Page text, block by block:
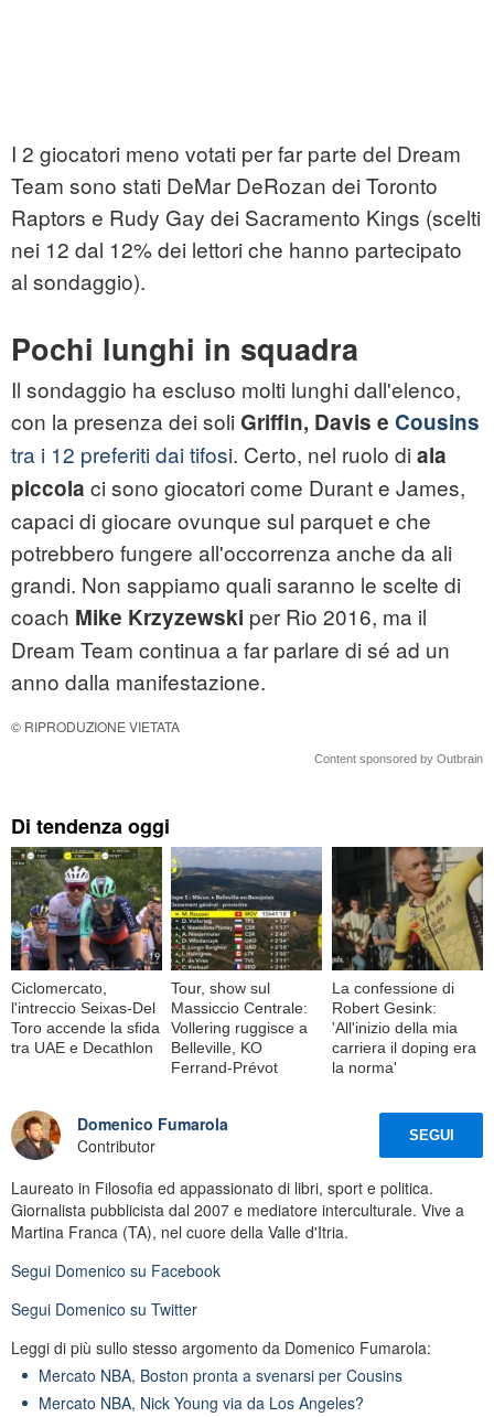
I 2 giocatori meno votati per far parte del Dream
Team sono stati DeMar DeRozan dei Toronto
Raptors e Rudy Gay dei Sacramento Kings (scelti
nei 12 dal 12% dei lettori che hanno partecipato
al sondaggio).
Pochi lunghi in squadra
Il sondaggio ha escluso molti lunghi dall'elenco,
con la presenza dei soli Griffin, Davis e Cousins
tra i 12 preferiti dai tifosi. Certo, nel ruolo di ala
piccola ci sono giocatori come Durant e James,
capaci di giocare ovunque sul parquet e che
potrebbero fungere all'occorrenza anche da ali
grandi. Non sappiamo quali saranno le scelte di
coach Mike Krzyzewski per Rio 2016, ma il
Dream Team continua a far parlare di sé ad un
anno dalla manifestazione.
© RIPRODUZIONE VIETATA
Content sponsored by Outbrain
Di tendenza oggi
Ciclomercato,
l'intreccio Seixas-Del
Toro accende la sfida
tra UAE e Decathlon
Tour, show sul
Massiccio Centrale:
Vollering ruggisce a
Belleville, KO
Ferrand-Prévot
La confessione di
Robert Gesink:
'All'inizio della mia
carriera il doping era
la norma'
Domenico Fumarola
Contributor
SEGUI
Laureato in Filosofia ed appassionato di libri, sport e politica.
Giornalista pubblicista dal 2007 e mediatore interculturale. Vive a
Martina Franca (TA), nel cuore della Valle d'Itria.
Segui Domenico su Facebook
Segui Domenico su Twitter
Leggi di più sullo stesso argomento da Domenico Fumarola:
Mercato NBA, Boston pronta a svenarsi per Cousins
Mercato NBA, Nick Young via da Los Angeles?